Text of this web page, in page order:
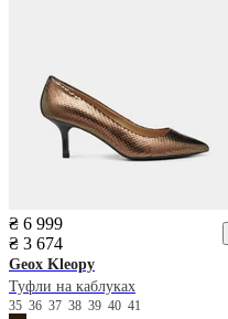
₴ 6 999
₴ 3 674
Geox Kleopy
Туфли на каблуках
35 36 37 38 39 40 41